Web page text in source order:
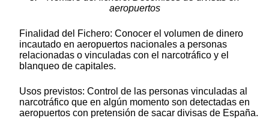
aeropuertos
Finalidad del Fichero: Conocer el volumen de dinero
incautado en aeropuertos nacionales a personas
relacionadas o vinculadas con el narcotráfico y el
blanqueo de capitales.
Usos previstos: Control de las personas vinculadas al
narcotráfico que en algún momento son detectadas en
aeropuertos con pretensión de sacar divisas de España.